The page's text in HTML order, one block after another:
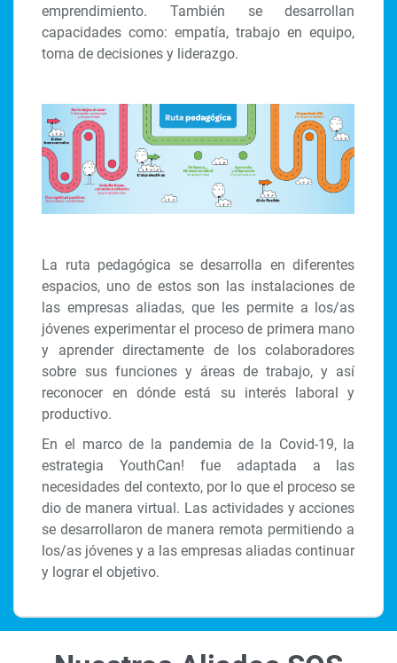
emprendimiento. También se desarrollan
capacidades como: empatía, trabajo en equipo,
toma de decisiones y liderazgo.
La ruta pedagógica se desarrolla en diferentes
espacios, uno de estos son las instalaciones de
las empresas aliadas, que les permite a los/as
jóvenes experimentar el proceso de primera mano
y aprender directamente de los colaboradores
sobre sus funciones y áreas de trabajo, y así
reconocer en dónde está su interés laboral y
productivo.
En el marco de la pandemia de la Covid-19, la
estrategia YouthCan! fue adaptada a las
necesidades del contexto, por lo que el proceso se
dio de manera virtual. Las actividades y acciones
se desarrollaron de manera remota permitiendo a
los/as jóvenes y a las empresas aliadas continuar
y lograr el objetivo.